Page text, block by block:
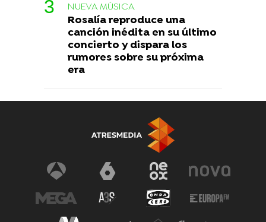
NUEVA MÚSICA
Rosalía reproduce una
canción inédita en su último
concierto y dispara los
rumores sobre su próxima
era